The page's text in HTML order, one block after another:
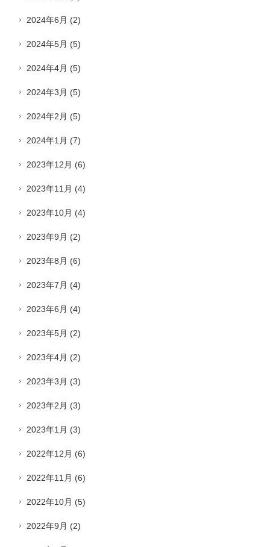
2024年6月 (2)
2024年5月 (5)
2024年4月 (5)
2024年3月 (5)
2024年2月 (5)
2024年1月 (7)
2023年12月 (6)
2023年11月 (4)
2023年10月 (4)
2023年9月 (2)
2023年8月 (6)
2023年7月 (4)
2023年6月 (4)
2023年5月 (2)
2023年4月 (2)
2023年3月 (3)
2023年2月 (3)
2023年1月 (3)
2022年12月 (6)
2022年11月 (6)
2022年10月 (5)
2022年9月 (2)